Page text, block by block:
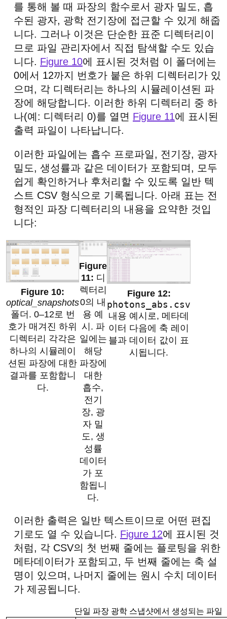
를 통해 볼 때 파장의 함수로서 광자 밀도, 흡
수된 광자, 광학 전기장에 접근할 수 있게 해줍
니다. 그러나 이것은 단순한 표준 디렉터리이
므로 파일 관리자에서 직접 탐색할 수도 있습
니다. Figure 10에 표시된 것처럼 이 폴더에는
0에서 12까지 번호가 붙은 하위 디렉터리가 있
으며, 각 디렉터리는 하나의 시뮬레이션된 파
장에 해당합니다. 이러한 하위 디렉터리 중 하
나(예: 디렉터리 0)를 열면 Figure 11에 표시된
출력 파일이 나타납니다.
이러한 파일에는 흡수 프로파일, 전기장, 광자
밀도, 생성률과 같은 데이터가 포함되며, 모두
쉽게 확인하거나 후처리할 수 있도록 일반 텍
스트 CSV 형식으로 기록됩니다. 아래 표는 전
형적인 파장 디렉터리의 내용을 요약한 것입
니다:
optical_snapshots
폴더. 0–12로 번
호가 매겨진 하위
디렉터리 각각은
하나의 시뮬레이
션된 파장에 대한
결과를 포함합니
다.
디
렉터리
0의 내
용 예
시. 파
일에는
해당
파장에
대한
흡수,
전기
장, 광
자 밀
도, 생
성률
데이터
가 포
함됩니
다.
photons_abs.csv
내용 예시로, 메타데
이터 다음에 축 레이
블과 데이터 값이 표
시됩니다.
이러한 출력은 일반 텍스트이므로 어떤 편집
기로도 열 수 있습니다. Figure 12에 표시된 것
처럼, 각 CSV의 첫 번째 줄에는 플로팅을 위한
메타데이터가 포함되고, 두 번째 줄에는 축 설
명이 있으며, 나머지 줄에는 원시 수치 데이터
가 제공됩니다.
단일 파장 광학 스냅샷에서 생성되는 파일